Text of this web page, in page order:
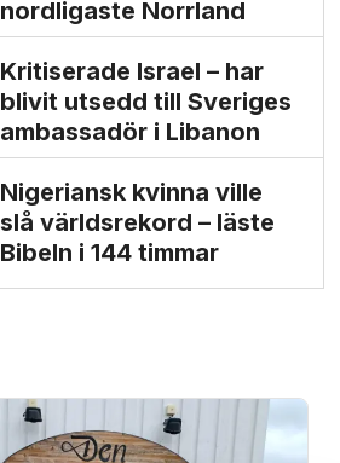
nordligaste Norrland
Kritiserade Israel – har
blivit utsedd till Sveriges
ambassadör i Libanon
Nigeriansk kvinna ville
slå världs­rekord – läste
Bibeln i 144 timmar